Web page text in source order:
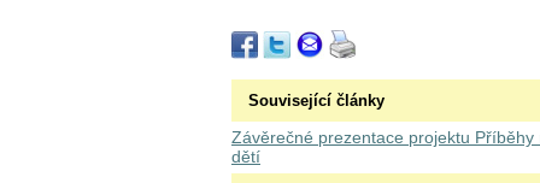
Související články
Závěrečné prezentace projektu
dětí